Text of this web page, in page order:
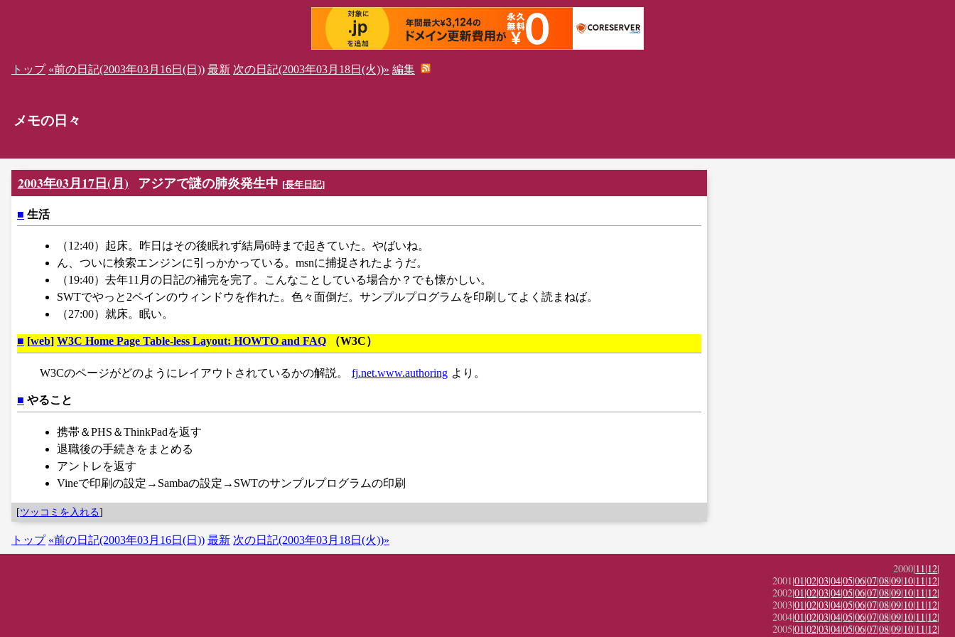
トップ «前の日記(2003年03月16日(日)) 最新 次の日記(2003年03月18日(火))» 編集
メモの日々
2003年03月17日(月) アジアで謎の肺炎発生中 [長年日記]
■ 生活
（12:40）起床。昨日はその後眠れず結局6時まで起きていた。やばいね。
ん、ついに検索エンジンに引っかかっている。msnに捕捉されたようだ。
（19:40）去年11月の日記の補完を完了。こんなことしている場合か？でも懐かしい。
SWTでやっと2ペインのウィンドウを作れた。色々面倒だ。サンプルプログラムを印刷してよく読まねば。
（27:00）就床。眠い。
■ [web] W3C Home Page Table-less Layout: HOWTO and FAQ （W3C）
W3Cのページがどのようにレイアウトされているかの解説。 fj.net.www.authoring より。
■ やること
携帯＆PHS＆ThinkPadを返す
退職後の手続きをまとめる
アントレを返す
Vineで印刷の設定→Sambaの設定→SWTのサンプルプログラムの印刷
[ツッコミを入れる]
トップ «前の日記(2003年03月16日(日)) 最新 次の日記(2003年03月18日(火))»
2000|11|12|
2001|01|02|03|04|05|06|07|08|09|10|11|12|
2002|01|02|03|04|05|06|07|08|09|10|11|12|
2003|01|02|03|04|05|06|07|08|09|10|11|12|
2004|01|02|03|04|05|06|07|08|09|10|11|12|
2005|01|02|03|04|05|06|07|08|09|10|11|12|